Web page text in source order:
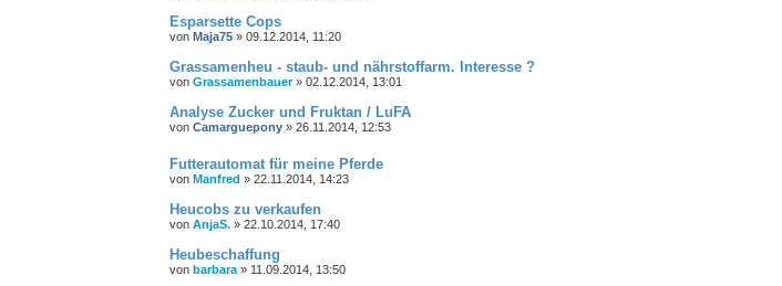
Esparsette Cops
von Maja75 » 09.12.2014, 11:20
Grassamenheu - staub- und nährstoffarm. Interesse ?
von Grassamenbauer» 02.12.2014, 13:01
Analyse Zucker und Fruktan / LuFA
von Camarguepony » 26.11.2014, 12:53
Futterautomat für meine Pferde
von Manfred » 22.11.2014, 14:23
Heucobs zu verkaufen
von AnjaS. » 22.10.2014, 17:40
Heubeschaffung
von barbara » 11.09.2014, 13:50